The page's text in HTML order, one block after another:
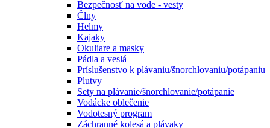
Bezpečnosť na vode - vesty
Člny
Helmy
Kajaky
Okuliare a masky
Pádla a veslá
Príslušenstvo k plávaniu/šnorchlovaniu/potápaniu
Plutvy
Sety na plávanie/šnorchlovanie/potápanie
Vodácke oblečenie
Vodotesný program
Záchranné kolesá a plávaky